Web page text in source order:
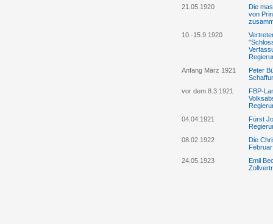
21.05.1920
Die
von
10.-15.9.1920
Anfang März 1921
Peter
vor dem 8.3.1921
FBP-
04.04.1921
Fürst
08.02.1922
Die
24.05.1923
Emil